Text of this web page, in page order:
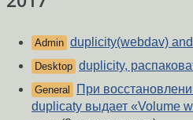
Admin duplicity(webdav)
Desktop duplicity,
General
При
duplicaty выдает «Volume